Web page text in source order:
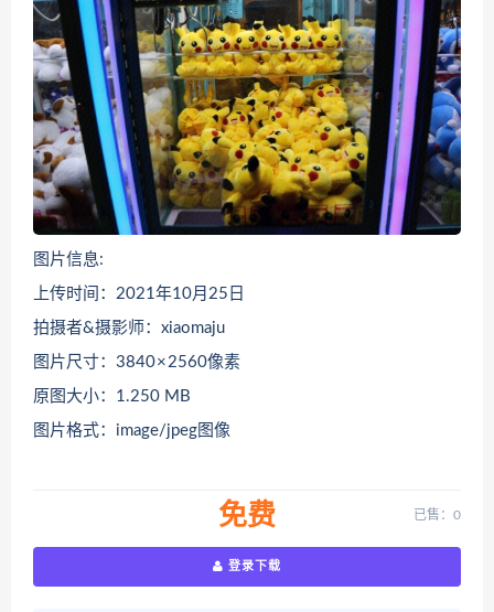
图片信息:
上传时间：2021年10月25日
拍摄者&摄影师：xiaomaju
图片尺寸：3840 × 2560像素
原图大小：1.250 MB
图片格式：image/jpeg图像
免费 已售：0
登录下载